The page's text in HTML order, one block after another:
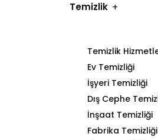
Temizlik
Temizlik
Ev Temizliği
İşyeri Temizliği
Dış Cephe
İnşaat Temizliği
Fabrika Temizliği